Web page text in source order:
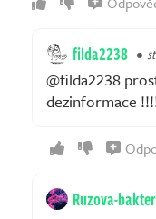
filda2238
@filda2238
dezinformace
Ruzova-